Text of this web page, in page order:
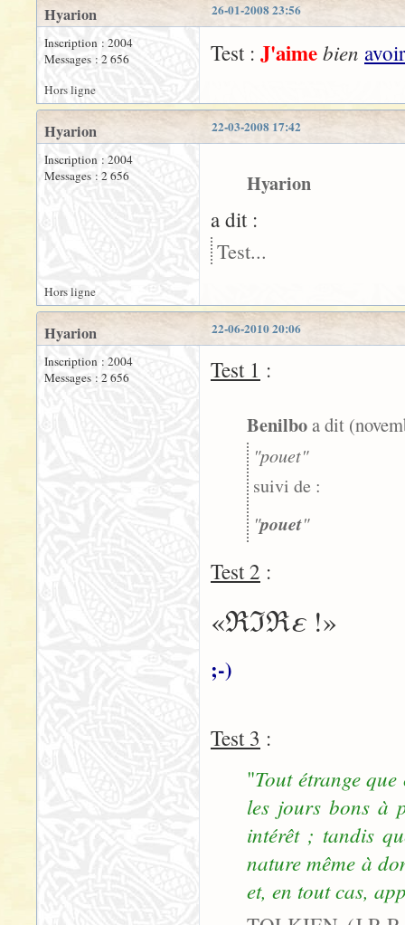
26-01-2008 23:56
Hyarion
Inscription : 2004
Messages : 2 656
Test : J'aimebien avoir
Hors ligne
22-03-2008 17:42
Hyarion
Inscription : 2004
Messages : 2 656
Hyarion
a dit :
Test...
Hors ligne
22-06-2010 20:06
Hyarion
Inscription : 2004
Messages : 2 656
Test 1 :
Benilboa dit
"pouet"
suivi de :
"pouet"
Test 2 :
«ℜℑℜε!»
;-)
Test 3 :
"Tout étrange
les jours bons à
intérêt ; tandis
nature même à
et, en tout cas,